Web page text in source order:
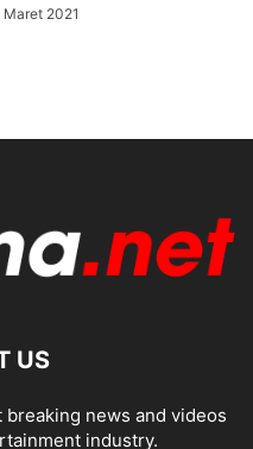
Maret 2021
US
news and videos
industry.